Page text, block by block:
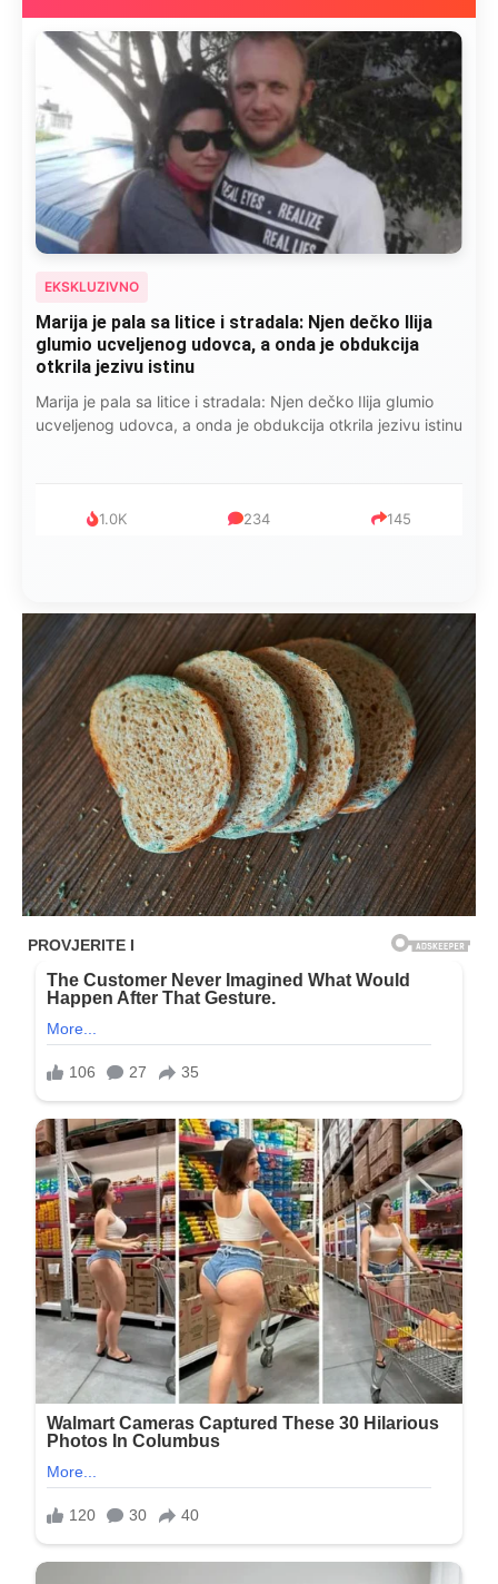
EKSKLUZIVNO
Marija je pala sa litice i stradala: Njen dečko Ilija
glumio ucveljenog udovca, a onda je obdukcija
otkrila jezivu istinu
Marija je pala sa litice i stradala: Njen dečko Ilija glumio
ucveljenog udovca, a onda je obdukcija otkrila jezivu istinu
1.0K 234 145